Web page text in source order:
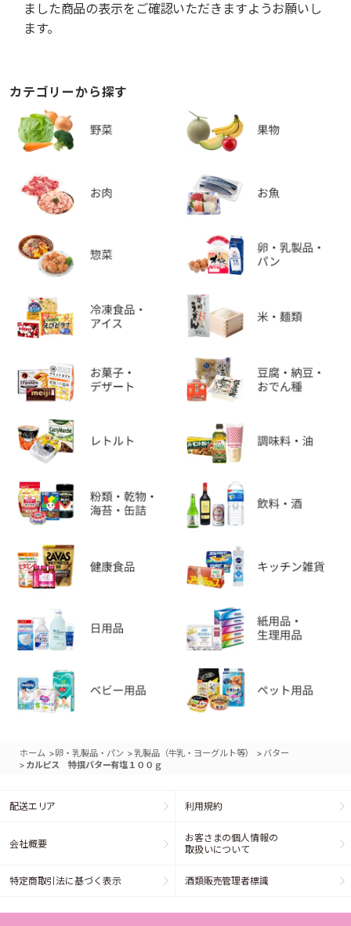
ました商品の表示をご確認いただきますようお願いし
ます。
カテゴリーから探す
ホーム >卵・乳製品・パン >乳製品（牛乳・ヨーグルト等） > バター
> カルピス 特撰バター有塩１００ｇ
配送エリア 利用規約
会社概要
お客さまの個人情報の
取扱いについて
特定商取引法に基づく表示 酒類販売管理者標識